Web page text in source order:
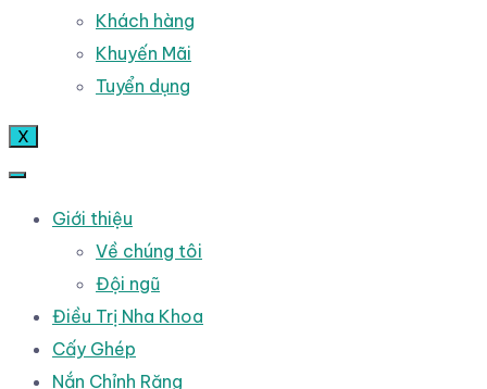
Khách hàng
Khuyến Mãi
Tuyển dụng
X
Giới thiệu
Về chúng tôi
Đội ngũ
Điều Trị Nha Khoa
Cấy Ghép
Nắn Chỉnh Răng